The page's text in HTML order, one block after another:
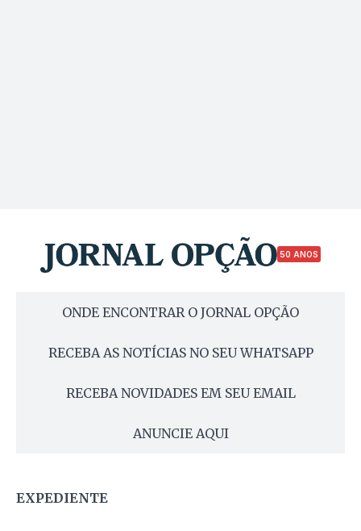
50 ANOS
ONDE ENCONTRAR O JORNAL OPÇÃO
RECEBA AS NOTÍCIAS NO SEU WHATSAPP
RECEBA NOVIDADES EM SEU EMAIL
ANUNCIE AQUI
EXPEDIENTE